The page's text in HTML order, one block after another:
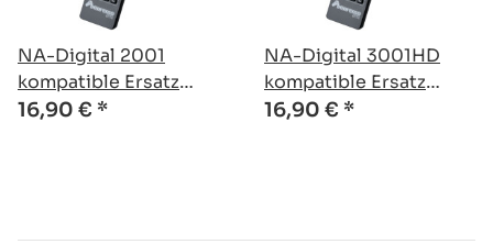
NA-Digital 2001
kompatible Ersatz
Fernbedienung
16,90 € *
NA-Digital 3001HD
kompatible Ersatz
Fernbedienung
16,90 € *